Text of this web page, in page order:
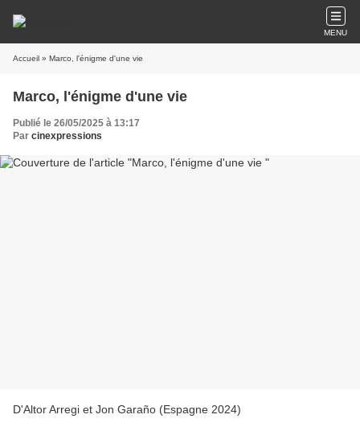
MENU
Accueil » Marco, l'énigme d'une vie
Marco, l'énigme d'une vie
Publié le 26/05/2025 à 13:17
Par cinexpressions
D'Altor Arregi et Jon Garaño (Espagne 2024)